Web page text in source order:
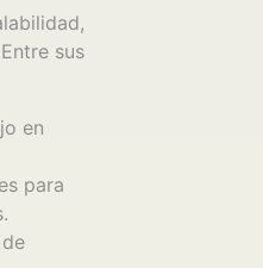
sus
en
para